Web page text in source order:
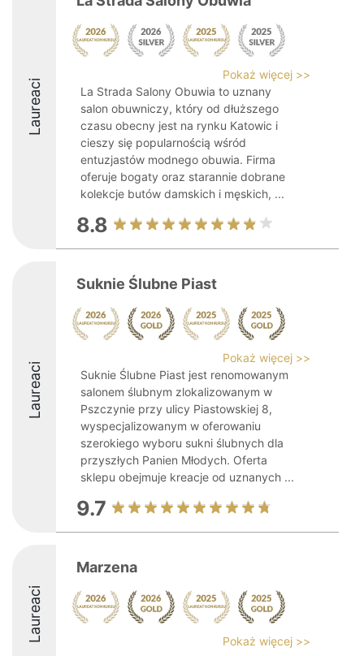
Laureaci
Pokaż więcej >>
La Strada Salony Obuwia to uznany
salon obuwniczy, który od dłuższego
czasu obecny jest na rynku Katowic i
cieszy się popularnością wśród
entuzjastów modnego obuwia. Firma
oferuje bogaty oraz starannie dobrane
kolekcje butów damskich i męskich, ...
8.8
Laureaci
Suknie Ślubne Piast
Pokaż więcej >>
Suknie Ślubne Piast jest renomowanym
salonem ślubnym zlokalizowanym w
Pszczynie przy ulicy Piastowskiej 8,
wyspecjalizowanym w oferowaniu
szerokiego wyboru sukni ślubnych dla
przyszłych Panien Młodych. Oferta
sklepu obejmuje kreacje od uznanych ...
9.7
Laureaci
Marzena
Pokaż więcej >>